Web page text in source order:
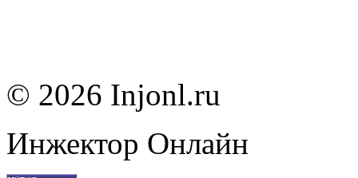
© 2026 Injonl.ru
Инжектор Онлайн